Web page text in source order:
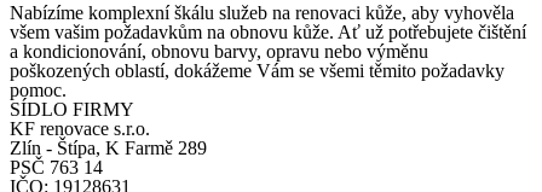
Nabízíme komplexní škálu služeb na renovaci kůže, aby vyhověla
všem vašim požadavkům na obnovu kůže. Ať už potřebujete čištění
a kondicionování, obnovu barvy, opravu nebo výměnu
poškozených oblastí, dokážeme Vám se všemi těmito požadavky
pomoc.
SÍDLO FIRMY
KF renovace s.r.o.
Zlín - Štípa, K Farmě 289
PSČ 763 14
IČO: 19128631